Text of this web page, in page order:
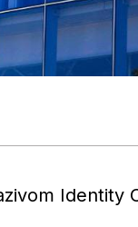
Identity